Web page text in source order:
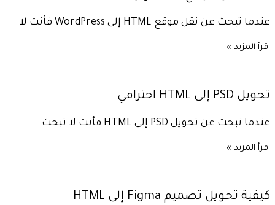
عندما تبحث عن نقل موقع HTML إلى WordPress فأنت لا
اقرأ المزيد »
تحويل PSD إلى HTML احترافي
عندما تبحث عن تحويل PSD إلى HTML فأنت لا تبحث
اقرأ المزيد »
كيفية تحويل تصميم Figma إلى HTML